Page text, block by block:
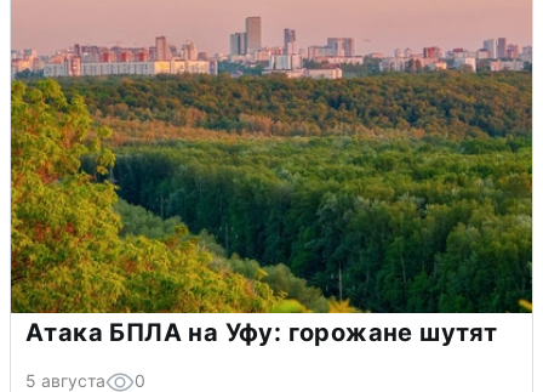
Атака БПЛА на Уфу: горожане шутят
5 августа 0